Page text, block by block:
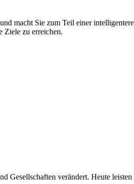
macht Sie zum Teil einer
Ziele zu erreichen.
Gesellschaften verändert. Heute